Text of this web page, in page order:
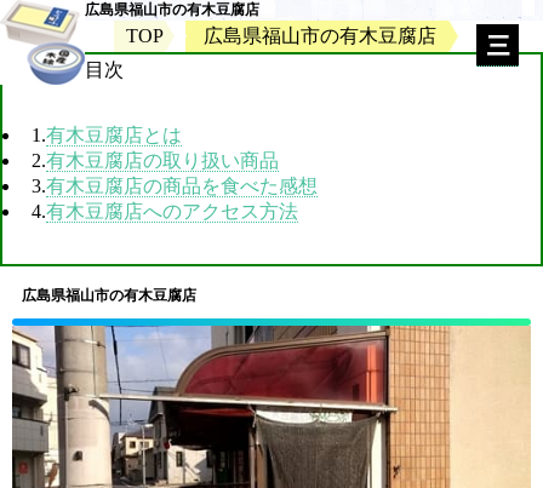
広島県福山市の有木豆腐店
TOP
広島県福山市の有木豆腐店
目次
1.有木豆腐店とは
2.有木豆腐店の取り扱い商品
3.有木豆腐店の商品を食べた感想
4.有木豆腐店へのアクセス方法
広島県福山市の有木豆腐店